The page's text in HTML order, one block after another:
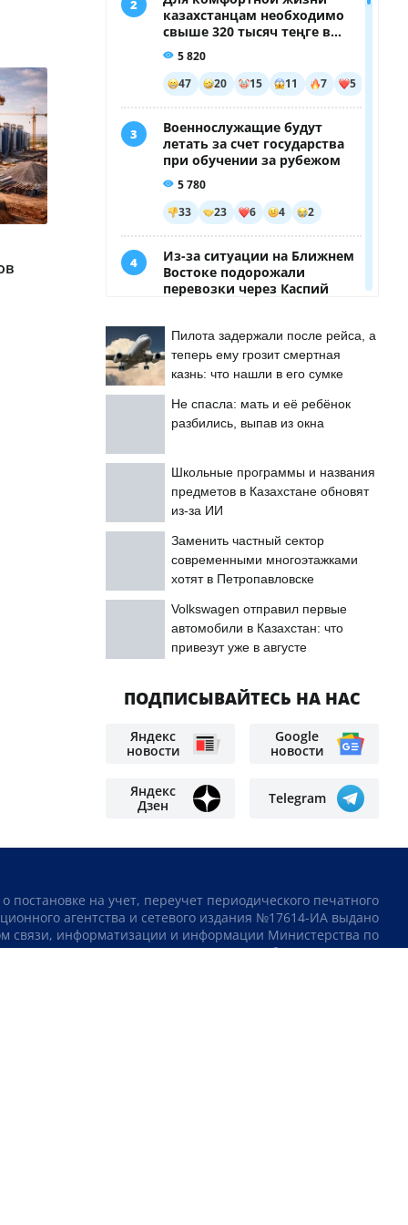
Пилота задержали после рейса, а
теперь ему грозит смертная
казнь: что нашли в его сумке
Не спасла: мать и её ребёнок
разбились, выпав из окна
Школьные программы и названия
предметов в Казахстане обновят
из-за ИИ
Заменить частный сектор
современными многоэтажками
хотят в Петропавловске
Volkswagen отправил первые
автомобили в Казахстан: что
привезут уже в августе
ПОДПИСЫВАЙТЕСЬ НА НАС
Яндекс
новости
Google
новости
Яндекс
Дзен
Telegram
постановке на учет, переучет периодического печатного
агентства и сетевого издания №17614-ИА выдано
связи, информатизации и информации Министерства по
инвестициям и развитию Республики Казахстан.